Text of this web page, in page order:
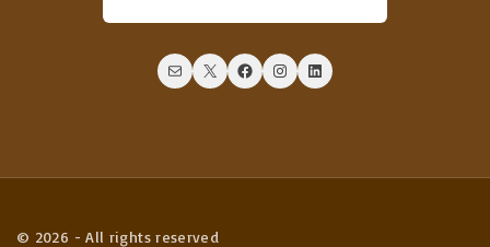
Mail X Facebook Instagram LinkedIn
© 2026 - All rights reserved